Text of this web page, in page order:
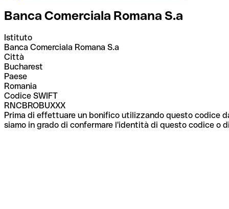
Banca Comerciala Romana S.a
Istituto
Banca Comerciala Romana S.a
Città
Bucharest
Paese
Romania
Codice SWIFT
RNCBROBUXXX
Prima di effettuare un bonifico utilizzando questo codice
siamo in grado di confermare l'identità di questo codice o